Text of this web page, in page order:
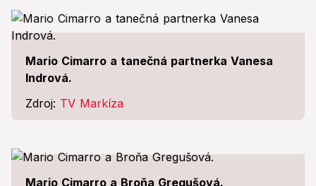
Mario Cimarro a tanečná partnerka Vanesa
Indrová.
Zdroj: TV Markíza
Mario Cimarro a Broňa Gregušová.